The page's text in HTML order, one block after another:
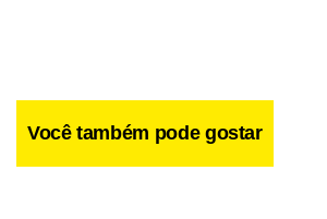
Você também pode gostar